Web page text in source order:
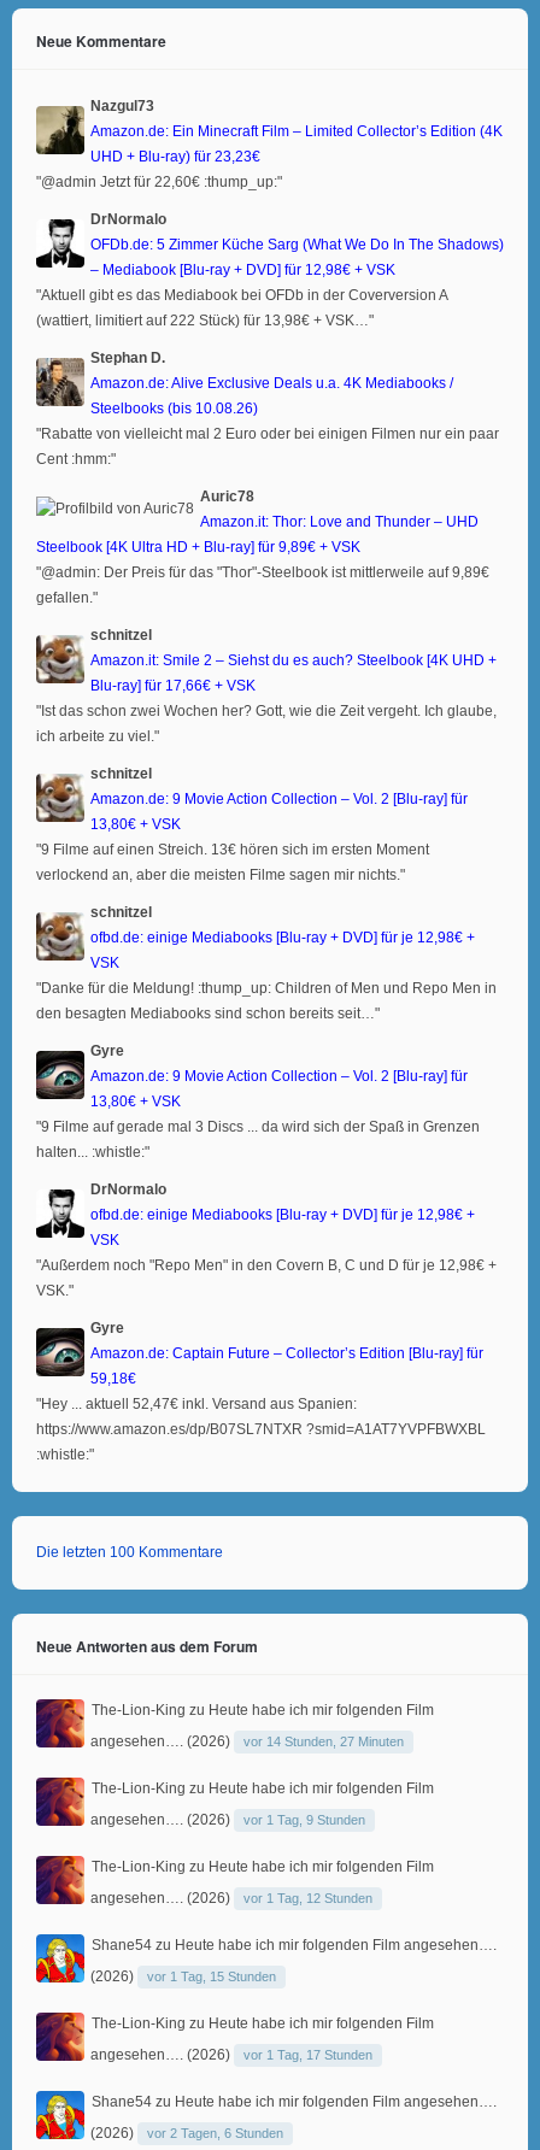
Neue Kommentare
Nazgul73
Amazon.de: Ein Minecraft Film – Limited Collector’s Edition (4K
UHD + Blu-ray) für 23,23€
"@admin Jetzt für 22,60€ :thump_up:"
DrNormalo
OFDb.de: 5 Zimmer Küche Sarg (What We Do In The Shadows)
– Mediabook [Blu-ray + DVD] für 12,98€ + VSK
"Aktuell gibt es das Mediabook bei OFDb in der Coverversion A
(wattiert, limitiert auf 222 Stück) für 13,98€ + VSK…"
Stephan D.
Amazon.de: Alive Exclusive Deals u.a. 4K Mediabooks /
Steelbooks (bis 10.08.26)
"Rabatte von vielleicht mal 2 Euro oder bei einigen Filmen nur ein paar
Cent :hmm:"
Auric78
Amazon.it: Thor: Love and Thunder – UHD
Steelbook [4K Ultra HD + Blu-ray] für 9,89€ + VSK
"@admin: Der Preis für das "Thor"-Steelbook ist mittlerweile auf 9,89€
gefallen."
schnitzel
Amazon.it: Smile 2 – Siehst du es auch? Steelbook [4K UHD +
Blu-ray] für 17,66€ + VSK
"Ist das schon zwei Wochen her? Gott, wie die Zeit vergeht. Ich glaube,
ich arbeite zu viel."
schnitzel
Amazon.de: 9 Movie Action Collection – Vol. 2 [Blu-ray] für
13,80€ + VSK
"9 Filme auf einen Streich. 13€ hören sich im ersten Moment
verlockend an, aber die meisten Filme sagen mir nichts."
schnitzel
ofbd.de: einige Mediabooks [Blu-ray + DVD] für je 12,98€ +
VSK
"Danke für die Meldung! :thump_up: Children of Men und Repo Men in
den besagten Mediabooks sind schon bereits seit…"
Gyre
Amazon.de: 9 Movie Action Collection – Vol. 2 [Blu-ray] für
13,80€ + VSK
"9 Filme auf gerade mal 3 Discs ... da wird sich der Spaß in Grenzen
halten... :whistle:"
DrNormalo
ofbd.de: einige Mediabooks [Blu-ray + DVD] für je 12,98€ +
VSK
"Außerdem noch "Repo Men" in den Covern B, C und D für je 12,98€ +
VSK."
Gyre
Amazon.de: Captain Future – Collector’s Edition [Blu-ray] für
59,18€
"Hey ... aktuell 52,47€ inkl. Versand aus Spanien:
https://www.amazon.es/dp/B07SL7NTXR ?smid=A1AT7YVPFBWXBL
:whistle:"
Die letzten 100 Kommentare
Neue Antworten aus dem Forum
The-Lion-King zu Heute habe ich mir folgenden Film
angesehen…. (2026)
vor 14 Stunden, 27 Minuten
The-Lion-King zu Heute habe ich mir folgenden Film
angesehen…. (2026)
vor 1 Tag, 9 Stunden
The-Lion-King zu Heute habe ich mir folgenden Film
angesehen…. (2026)
vor 1 Tag, 12 Stunden
Shane54 zu Heute habe ich mir folgenden Film angesehen….
(2026)
vor 1 Tag, 15 Stunden
The-Lion-King zu Heute habe ich mir folgenden Film
angesehen…. (2026)
vor 1 Tag, 17 Stunden
Shane54 zu Heute habe ich mir folgenden Film angesehen….
(2026)
vor 2 Tagen, 6 Stunden